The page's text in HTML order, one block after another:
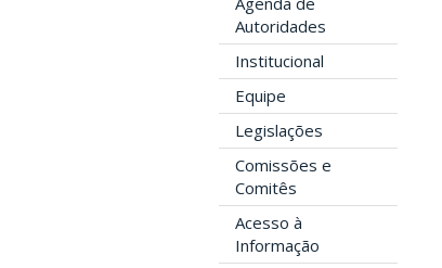
Autoridades
Institucional
Equipe
Legislações
Comissões e
Comitês
Acesso à
Informação